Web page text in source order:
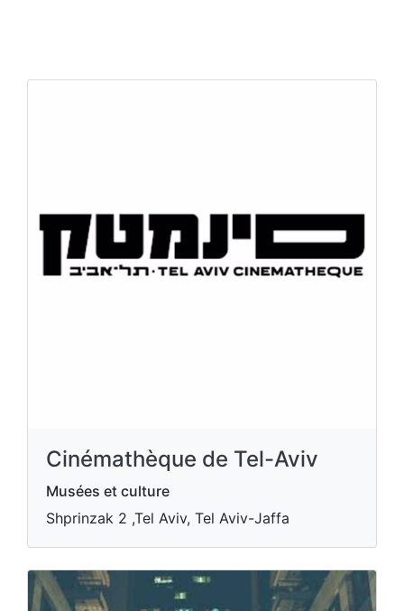
Cinémathèque de Tel-Aviv
Musées et culture
Shprinzak 2 ,Tel Aviv, Tel Aviv-Jaffa